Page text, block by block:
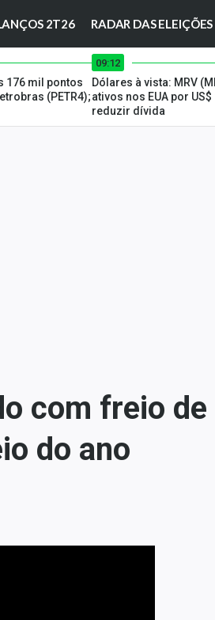
2T26 RADAR DAS ELEIÇÕES
176 mil pontos
(PETR4);
09:12
Dólares à vista: MRV
ativos nos EUA por
reduzir dívida
com freio de
do ano